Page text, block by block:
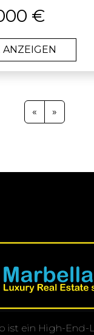
im Freien oder
einem Buch,
um den
du immer
bietet einen
offenem Blick auf
€
« »
ist ein High-End-